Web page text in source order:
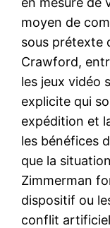
moyen de
sous prétexte
Crawford,
les jeux vidéo
explicite qui
expédition et
les bénéfices
que la
Zimmerman
dispositif ou
conflit